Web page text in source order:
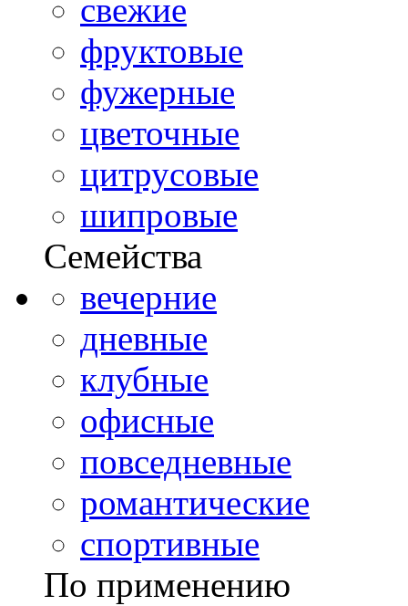
свежие
фруктовые
фужерные
цветочные
цитрусовые
шипровые
Семейства
вечерние
дневные
клубные
офисные
повседневные
романтические
спортивные
По применению